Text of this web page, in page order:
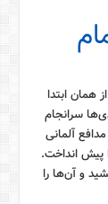
همان ابتدا
سرانجام
مدافع آلمانی
پیش انداخت.
و آن‌ها را